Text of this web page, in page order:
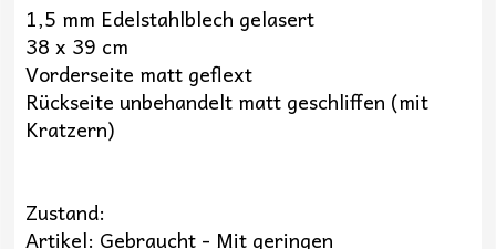
1,5 mm Edelstahlblech gelasert
38 x 39 cm
Vorderseite matt geflext
Rückseite unbehandelt matt geschliffen (mit
Kratzern)
Zustand:
Artikel: Gebraucht - Mit geringen